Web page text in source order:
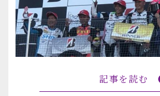
記事を読む